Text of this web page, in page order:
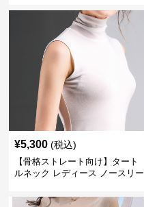
ソー 定番シリーズ S~XL
¥5,300 (税込)
【骨格ストレート向け】タート
ルネック レディース ノースリー
ナー S〜3XL